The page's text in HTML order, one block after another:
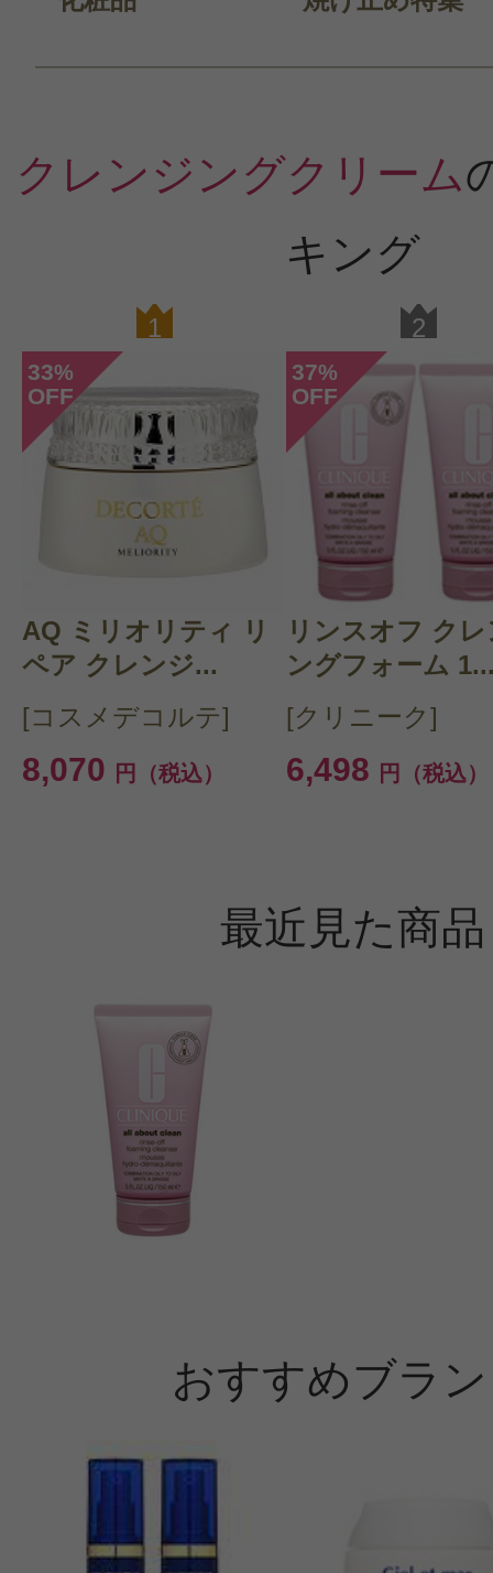
クレンジングクリーム
キング
1
33%
OFF
AQ ミリオリティ リ
ペア クレンジ...
[コスメデコルテ]
8,070 円（税込）
2
37%
OFF
リンスオフ ク
ングフォーム
[クリニーク]
6,498 円（税込）
最近見た商品
おすすめブラ